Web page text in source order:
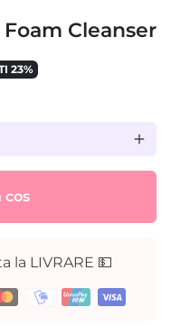
Cleanser
23%
add
cos
la LIVRARE 💵